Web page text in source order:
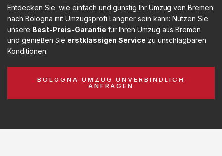
Entdecken Sie, wie einfach und günstig Ihr Umzug von Bremen
nach Bologna mit Umzugsprofi Langner sein kann: Nutzen Sie
unsere Best-Preis-Garantie für Ihren Umzug aus Bremen
und genießen Sie erstklassigen Service zu unschlagbaren
Konditionen.
BOLOGNA UMZUG UNVERBINDLICH
ANFRAGEN